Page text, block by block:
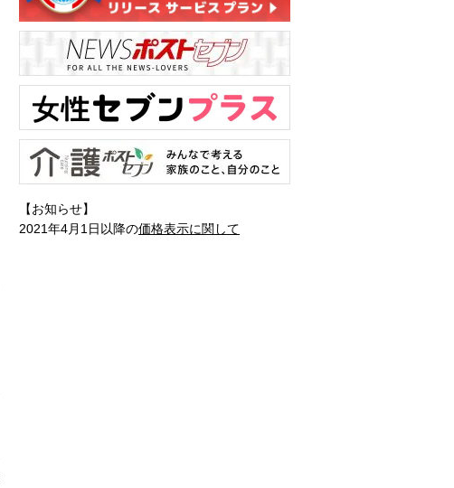
【お知らせ】
2021年4月1日以降の価格表示に関して